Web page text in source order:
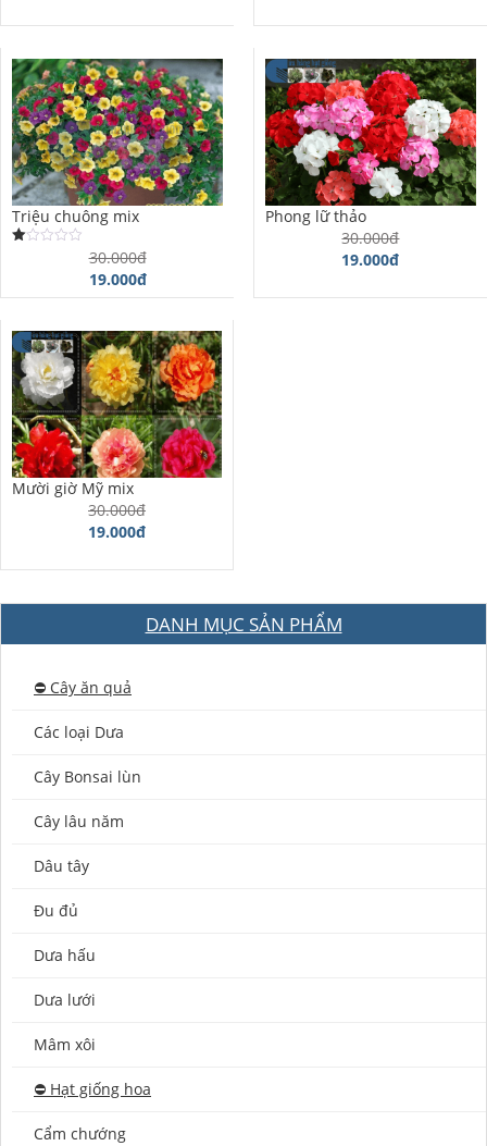
Triệu chuông mix
30.000đ
19.000đ
Phong lữ thảo
30.000đ
19.000đ
Mười giờ Mỹ mix
30.000đ
19.000đ
DANH MỤC SẢN PHẨM
⛔️ Cây ăn quả
Các loại Dưa
Cây Bonsai lùn
Cây lâu năm
Dâu tây
Đu đủ
Dưa hấu
Dưa lưới
Mâm xôi
⛔️ Hạt giống hoa
Cẩm chướng